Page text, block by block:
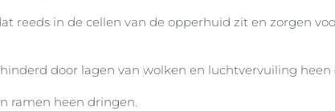
reeds in de cellen van de opperhuid zit en zorgen
door lagen van wolken en luchtvervuiling heen
ramen heen dringen.